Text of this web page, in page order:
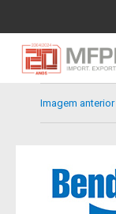
Imagem anterior